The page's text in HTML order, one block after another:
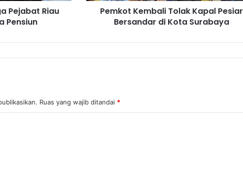
Pejabat Riau
Pensiun
Pemkot Kembali Tolak Kapal Pesiar
Bersandar di Kota Surabaya
Ruas yang wajib ditandai *